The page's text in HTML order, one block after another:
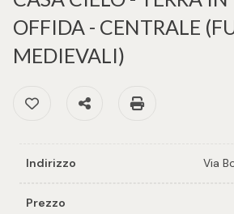
OFFIDA - CENTRALE
MEDIEVALI)
Preferiti: Cod. 25730
Condividi
Indirizzo Via
Prezzo
Richiedi
immobile
vendi il
immobile
Provincia
Comune